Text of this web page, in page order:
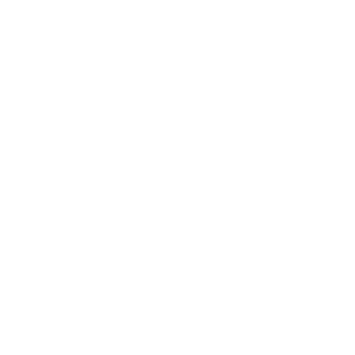
了承ください。
をご了承くださ
御機器販売店・
ようお願いしま
にご登録され
とをご了承くだ
下、フタル酸ジブチ
はありません。
品に未対応品が
) : 1000ppm、
、
ない年数を意
これらの製造装
通知します。
、取り引きをい
ムロン制御